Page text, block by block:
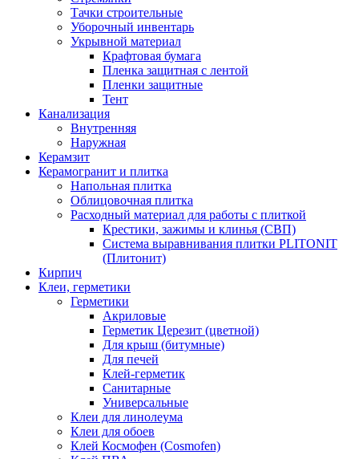
Тачки строительные
Уборочный инвентарь
Укрывной материал
Крафтовая бумага
Пленка защитная с лентой
Пленки защитные
Тент
Канализация
Внутренняя
Наружная
Керамзит
Керамогранит и плитка
Напольная плитка
Облицовочная плитка
Расходный материал для работы с плиткой
Крестики, зажимы и клинья (СВП)
Система выравнивания плитки PLITONIT
(Плитонит)
Кирпич
Клеи, герметики
Герметики
Акриловые
Герметик Церезит (цветной)
Для крыш (битумные)
Для печей
Клей-герметик
Санитарные
Универсальные
Клеи для линолеума
Клеи для обоев
Клей Космофен (Cosmofen)